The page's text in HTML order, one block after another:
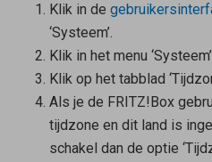
Klik in de
‘Systeem’.
Klik in het menu
Klik op het tabblad
Als je de FRITZ!Box
tijdzone en dit land is
schakel dan de optie